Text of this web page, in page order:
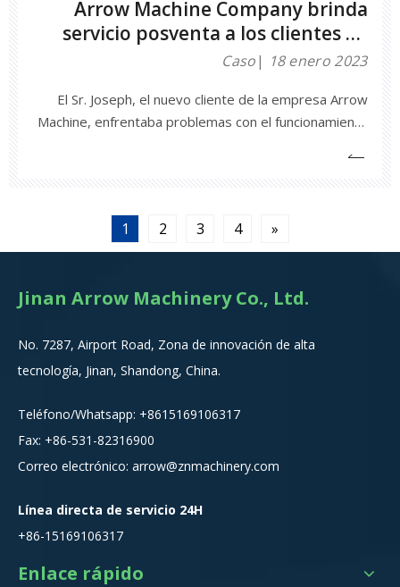
Arrow Machine Company brinda
servicio posventa a los clientes de
máquinas de bocadillos inflados
Caso 18 enero 2023
El Sr. Joseph, el nuevo cliente de la empresa Arrow
Machine, enfrentaba problemas con el funcionamiento
1 2 3 4 »
Jinan Arrow Machinery Co., Ltd.
No. 7287, Airport Road, Zona de innovación de alta
tecnología, Jinan, Shandong, China.
Teléfono/Whatsapp: +8615169106317
Fax: +86-531-82316900
Correo electrónico: arrow@znmachinery.com
Línea directa de servicio 24H
+86-15169106317
Enlace rápido